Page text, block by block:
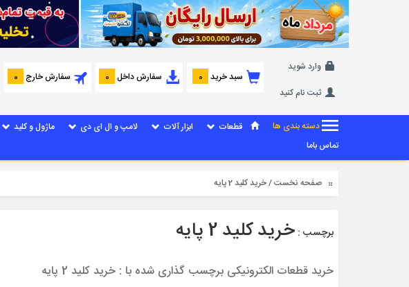
وارد شوید
ثبت نام کنید
سبد خرید 0 سفارش داخل 0 سفارش خارج 0
دسته بندی ها قطعات ابزار آلات لامپ و ال ای دی ماژول و کلید
تماس باما
صفحه نخست/ خرید کلید 2 پایه
برچسب : خرید کلید 2 پایه
خرید قطعات الکترونیکی برچسب گذاری شده با : خرید کلید 2 پایه